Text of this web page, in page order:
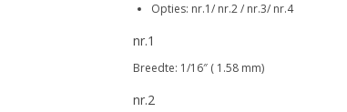
Opties: nr.1/ nr.2 / nr.3/ nr.4
nr.1
Breedte: 1/16″ ( 1.58 mm)
nr.2